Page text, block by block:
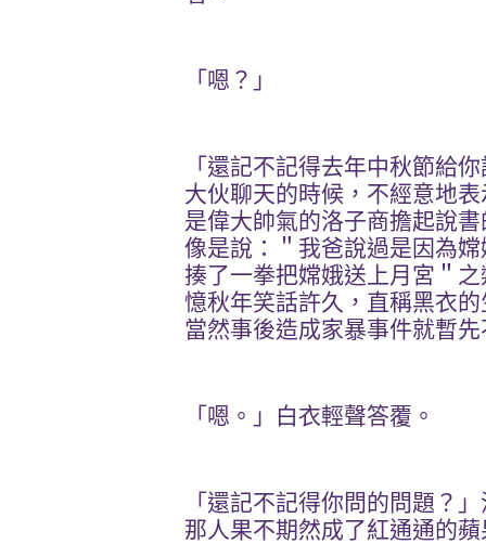
「嗯？」
「還記不記得去年中秋節給
大伙聊天的時候，不經意地
是偉大帥氣的洛子商擔起說
像是說：＂我爸說過是因為
揍了一拳把嫦娥送上月宮＂
憶秋年笑話許久，直稱黑衣
當然事後造成家暴事件就暫
「嗯。」白衣輕聲答覆。
「還記不記得你問的問題？
那人果不期然成了紅通通的蘋